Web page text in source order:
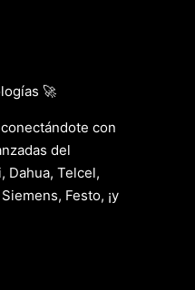
🚀
con
del
Dahua, Telcel,
Festo, ¡y